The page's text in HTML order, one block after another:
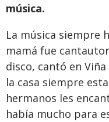
música.
La música siempre
mamá fue
disco, cantó en
la casa siempre
hermanos les
había mucho para